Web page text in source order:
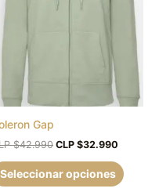
Gap
$42.990
CLP
CLP $32.990
CLP
Seleccionar opciones página